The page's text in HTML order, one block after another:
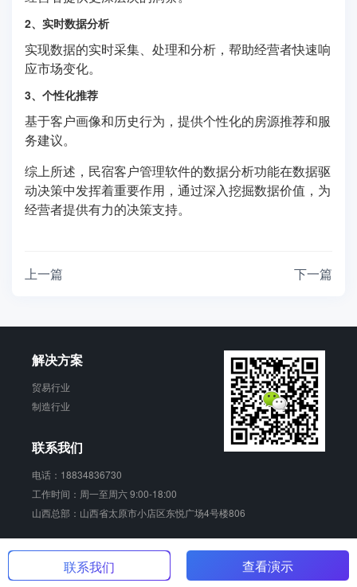
2、实时数据分析
实现数据的实时采集、处理和分析，帮助经营者快速响
应市场变化。
3、个性化推荐
基于客户画像和历史行为，提供个性化的房源推荐和服
务建议。
综上所述，民宿客户管理软件的数据分析功能在数据驱
动决策中发挥着重要作用，通过深入挖掘数据价值，为
经营者提供有力的决策支持。
上一篇 下一篇
解决方案
贸易行业
制造行业
联系我们
电话：18834836730
工作时间：周一至周六 9:00-18:00
山西总部：山西省太原市小店区东悦广场4号楼806
销动云 版权所有
联系我们 查看演示